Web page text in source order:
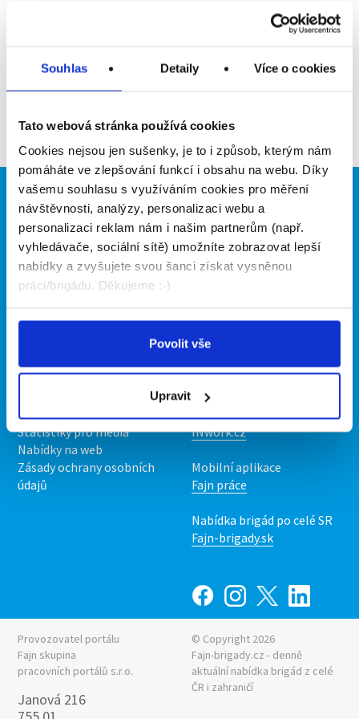
Souhlas Detaily Více o cookies
Tato webová stránka používá cookies
Cookies nejsou jen sušenky, je to i způsob, kterým nám
pomáháte ve zlepšování funkcí i obsahu na webu. Díky
vašemu souhlasu s využíváním cookies pro měření
návštěvnosti, analýzy, personalizaci webu a
personalizaci reklam nám i našim partnerům (např.
vyhledávače, sociální sítě) umožníte zobrazovat lepší
nabídky a zvyšujete svou šanci získat vysněnou
práci/brigádu. Děkujeme :-)
Povolit vše
Upravit
Brigádníci
Články
Hledané brigády
Firmy
Vložit inzerát
Ceník
Propagace
O portálu
Kontakt
O nás
Upravit předvolby cookies
Statistiky pro média
Nabídky na web
Zásady ochrany osobních
údajů
Fajn brigády
Nabídka práce z celé ČR
INwork.cz
Mobilní aplikace
Fajn práce
Nabídka brigád po celé SR
Fajn-brigady.sk
Provozovatel portálu
Fajn skupina
pracovních portálů s.r.o.
Janová 216
© Copyright 2026
Fajn-brigady.cz - denně
aktuální nabídka brigád z celé
ČR i zahraničí